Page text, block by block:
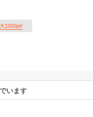
1000pt!
います